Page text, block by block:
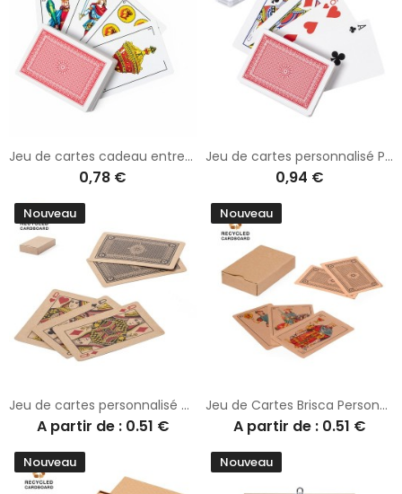
Jeu de cartes cadeau entreprise espagnol Tute
0,78 €
Jeu de cartes personnalisé Picas
0,94 €
Nouveau
Jeu de cartes personnalisé en carton recyclé Trebol
A partir de : 0.51 €
Nouveau
Jeu de Cartes Brisca Personnalisé
A partir de : 0.51 €
Nouveau Nouveau